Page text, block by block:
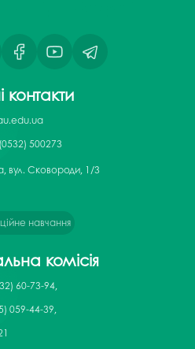
(0532) 500273
вул. Сковороди, 1/3
навчання
комісія
60-73-94,
059-44-39,